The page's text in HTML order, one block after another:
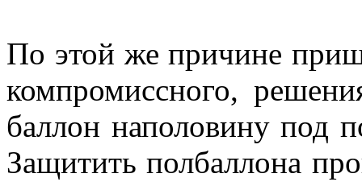
По этой же причине
компромиссного,
баллон наполовину под
Защитить полбаллона